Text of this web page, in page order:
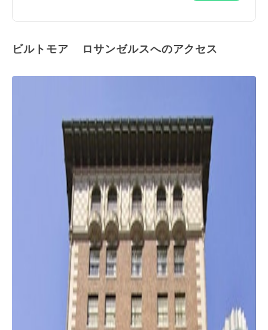
ビルトモア ロサンゼルスへのアクセス